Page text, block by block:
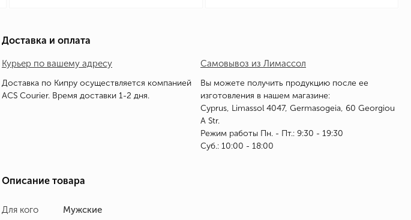
Доставка и оплата
Курьер по вашему адресу
Доставка по Кипру осуществляется компанией
ACS Courier. Время доставки 1-2 дня.
Самовывоз из Лимассол
Вы можете получить продукцию после ее
изготовления в нашем магазине:
Cyprus, Limassol 4047, Germasogeia, 60 Georgiou
A Str.
Режим работы Пн. - Пт.: 9:30 - 19:30
Суб.: 10:00 - 18:00
Описание товара
Для кого
Мужские